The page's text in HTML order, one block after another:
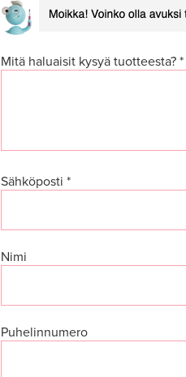
Mitä haluaisit kysyä tuotteesta? *
Sähköposti *
Nimi
Puhelinnumero